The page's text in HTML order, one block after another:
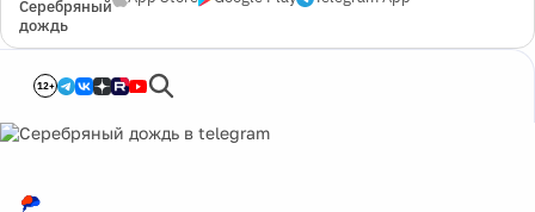
Серебряный
дождь
12+